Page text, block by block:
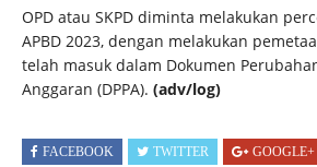
OPD atau SKPD diminta melakukan
APBD 2023, dengan melakukan
telah masuk dalam Dokumen
Anggaran (DPPA). (adv/log)
FACEBOOK TWITTER GOOGLE+